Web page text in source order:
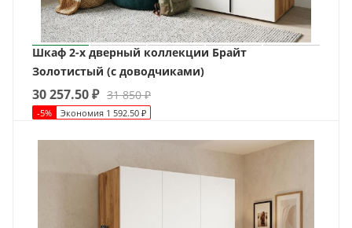
Шкаф 2-х дверный коллекции Брайт
Золотистый (с доводчиками)
30 257.50₽ 31 850₽
-5% Экономия 1 592.50 ₽